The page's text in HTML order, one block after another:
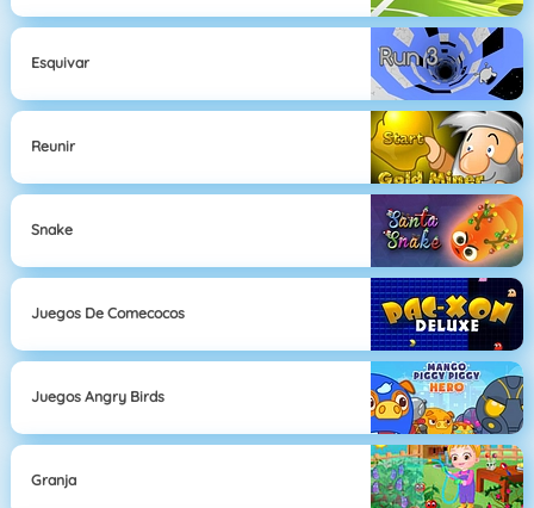
Esquivar
Reunir
Snake
Juegos De Comecocos
Juegos Angry Birds
Granja